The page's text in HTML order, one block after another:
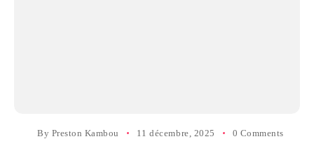
By Preston Kambou 11 décembre, 2025 0 Comments